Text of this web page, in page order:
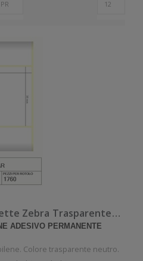
LRDOC-CLEAR - Etichette Zebra Trasparente neutro Z-Kit Polipropilene
ADESIVO PERMANENTE
Colore trasparente neutro.